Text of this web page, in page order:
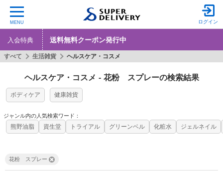
MENU ログイン
入会特典 送料無料クーポン発行中
ヘルスケア・コスメ - 花粉 スプレーの検索結果
ボディケア 健康雑貨
すべて 生活雑貨 ヘルスケア・コスメ
ジャンル内の人気検索ワード：
熊野油脂 資生堂 トライアル グリーンベル 化粧水 ジェルネイル
花粉 スプレー